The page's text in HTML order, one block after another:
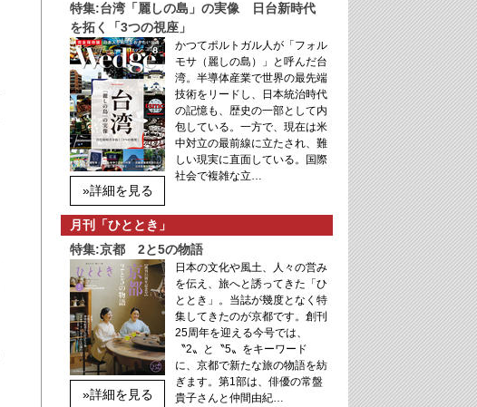
特集:台湾「麗しの島」の実像 日台新時代
を拓く「3つの視座」
»詳細を見る
かつてポルトガル人が「フォル
モサ（麗しの島）」と呼んだ台
湾。半導体産業で世界の最先端
技術をリードし、日本統治時代
の記憶も、歴史の一部として内
包している。一方で、現在は米
中対立の最前線に立たされ、難
しい現実に直面している。国際
社会で複雑な立…
月刊「ひととき」
特集:京都 2と5の物語
»詳細を見る
日本の文化や風土、人々の営み
を伝え、旅へと誘ってきた「ひ
ととき」。当誌が幾度となく特
集してきたのが京都です。創刊
25周年を迎える今号では、
〝2〟と〝5〟をキーワード
に、京都で新たな旅の物語を紡
ぎます。第1部は、俳優の常盤
貴子さんと仲間由紀…